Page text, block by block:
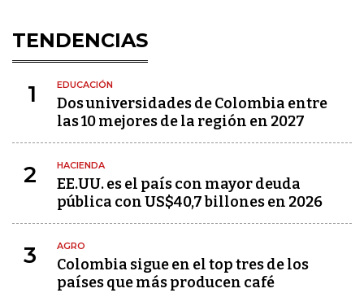
TENDENCIAS
1 EDUCACIÓN
Dos universidades de Colombia entre
las 10 mejores de la región en 2027
2 HACIENDA
EE.UU. es el país con mayor deuda
pública con US$40,7 billones en 2026
3 AGRO
Colombia sigue en el top tres de los
países que más producen café